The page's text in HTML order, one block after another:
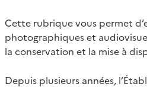
Cette rubrique vous permet
photographiques et
la conservation et la mise à
Depuis plusieurs années,